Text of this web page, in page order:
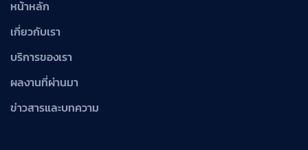
หน้าหลัก
เกี่ยวกับเรา
บริการของเรา
ผลงานที่ผ่านมา
ข่าวสารและบทความ